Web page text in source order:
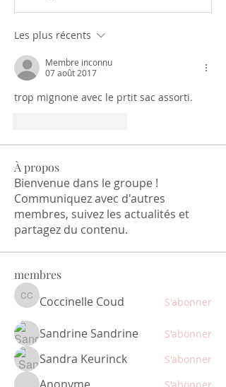
Les plus récents
Membre inconnu
07 août 2017
trop mignone avec le prtit sac assorti.
À propos
Bienvenue dans le groupe !
Communiquez avec d'autres
membres, suivez les actualités et
partagez du contenu.
membres
Coccinelle Coud
Coccinelle Coud S'abonner
Sandrine Sandrine S'abonner
Sandra Keurinck S'abonner